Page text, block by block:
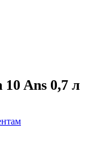
10 Ans 0,7 л